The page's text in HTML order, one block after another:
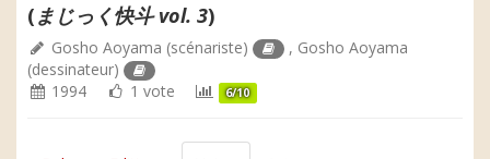
(まじっく快斗 vol. 3)
Gosho Aoyama (scénariste) , Gosho Aoyama
(dessinateur)
1994
1 vote 6/10